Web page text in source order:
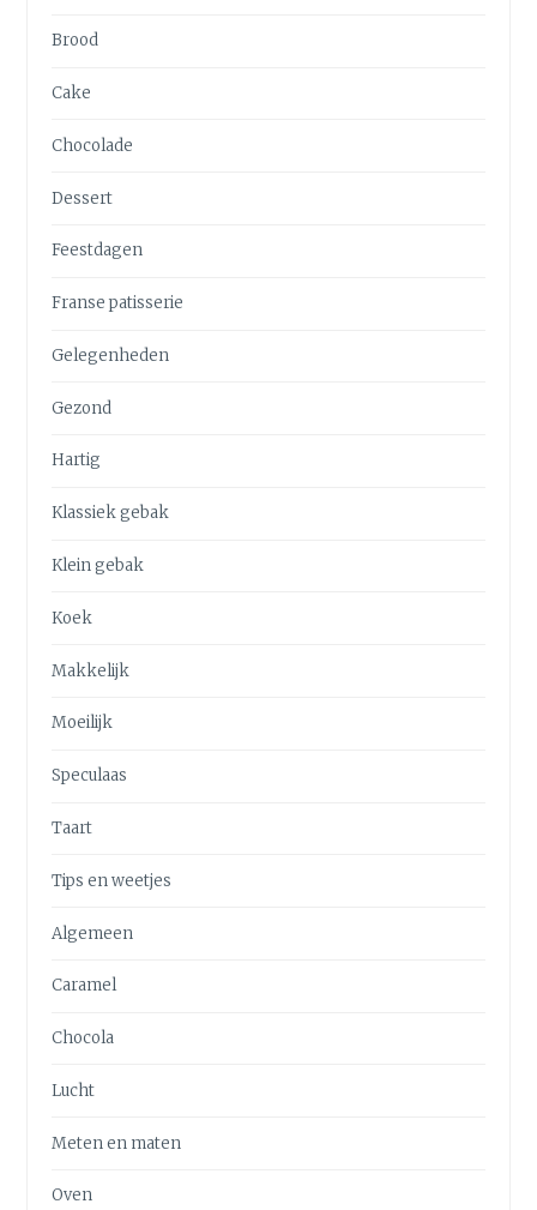
Brood
Cake
Chocolade
Dessert
Feestdagen
Franse patisserie
Gelegenheden
Gezond
Hartig
Klassiek gebak
Klein gebak
Koek
Makkelijk
Moeilijk
Speculaas
Taart
Tips en weetjes
Algemeen
Caramel
Chocola
Lucht
Meten en maten
Oven